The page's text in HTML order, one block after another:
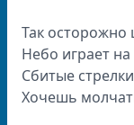
Так осторожно
Небо играет на
Сбитые
Хочешь